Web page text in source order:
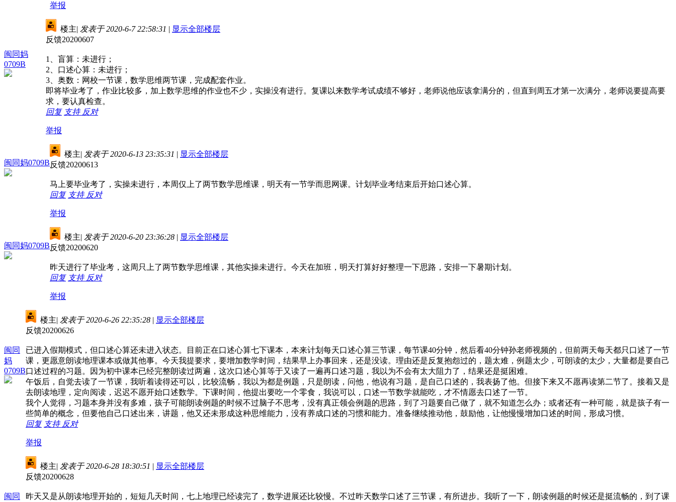
举报
闽同妈
0709B
楼主| 发表于 2020-6-7 22:58:31 | 显示全部楼层
反馈20200607
1、盲算：未进行；
2、口述心算：未进行；
3、奥数：网校一节课，数学思维两节课，完成配套作业。
即将毕业考了，作业比较多，加上数学思维的作业也不少，实操没有进行。复课以来数学考试成绩不够好，老师说他应该拿满分的，但直到周五才第一次满分，老师说要提高要
求，要认真检查。
回复 支持 反对
举报
闽同妈0709B
楼主| 发表于 2020-6-13 23:35:31 | 显示全部楼层
反馈20200613
马上要毕业考了，实操未进行，本周仅上了两节数学思维课，明天有一节学而思网课。计划毕业考结束后开始口述心算。
回复 支持 反对
举报
闽同妈0709B
楼主| 发表于 2020-6-20 23:36:28 | 显示全部楼层
反馈20200620
昨天进行了毕业考，这周只上了两节数学思维课，其他实操未进行。今天在加班，明天打算好好整理一下思路，安排一下暑期计划。
回复 支持 反对
举报
闽同
妈
0709B
楼主| 发表于 2020-6-26 22:35:28 | 显示全部楼层
反馈20200626
已进入假期模式，但口述心算还未进入状态。目前正在口述心算七下课本，本来计划每天口述心算三节课，每节课40分钟，然后看40分钟孙老师视频的，但前两天每天都只口述了一节
课，更愿意朗读地理课本或做其他事。今天我提要求，要增加数学时间，结果早上办事回来，还是没读。理由还是反复抱怨过的，题太难，例题太少，可朗读的太少，大量都是要自己
口述过程的习题。因为初中课本已经完整朗读过两遍，这次口述心算等于又读了一遍再口述习题，我以为不会有太大阻力了，结果还是挺困难。
午饭后，自觉去读了一节课，我听着读得还可以，比较流畅，我以为都是例题，只是朗读，问他，他说有习题，是自己口述的，我表扬了他。但接下来又不愿再读第二节了。接着又是
去朗读地理，定向阅读，迟迟不愿开始口述数学。下课时间，他提出要吃一个零食，我说可以，口述一节数学就能吃，才不情愿去口述了一节。
我个人觉得，习题本身并没有多难，孩子可能朗读例题的时候不过脑子不思考，没有真正领会例题的思路，到了习题要自己做了，就不知道怎么办；或者还有一种可能，就是孩子有一
些简单的概念，但要他自己口述出来，讲题，他又还未形成这种思维能力，没有养成口述的习惯和能力。准备继续推动他，鼓励他，让他慢慢增加口述的时间，形成习惯。
回复 支持 反对
举报
闽同
楼主| 发表于 2020-6-28 18:30:51 | 显示全部楼层
反馈20200628
昨天又是从朗读地理开始的，短短几天时间，七上地理已经读完了，数学进展还比较慢。不过昨天数学口述了三节课，有所进步。我听了一下，朗读例题的时候还是挺流畅的，到了课